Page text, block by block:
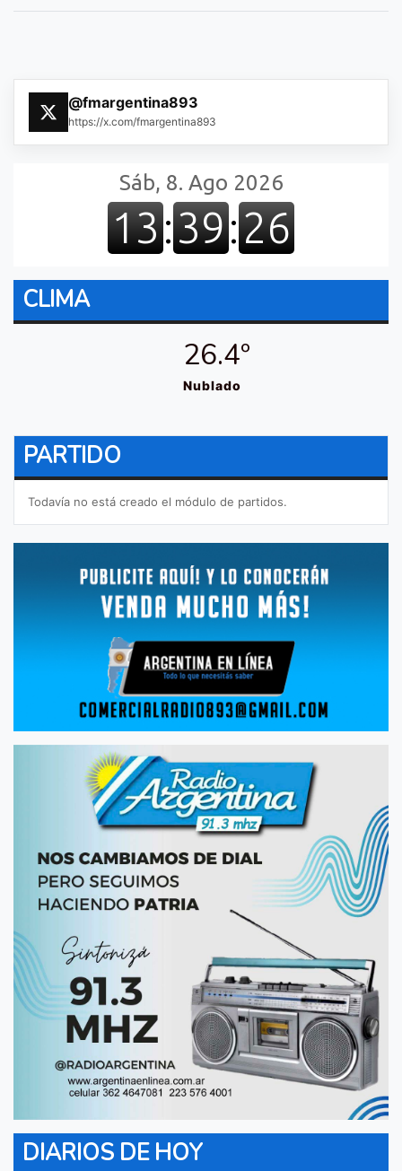
@fmargentina893
https://x.com/fmargentina893
CLIMA
26.4º
Nublado
PARTIDO
Todavía no está creado el módulo de partidos.
DIARIOS DE HOY